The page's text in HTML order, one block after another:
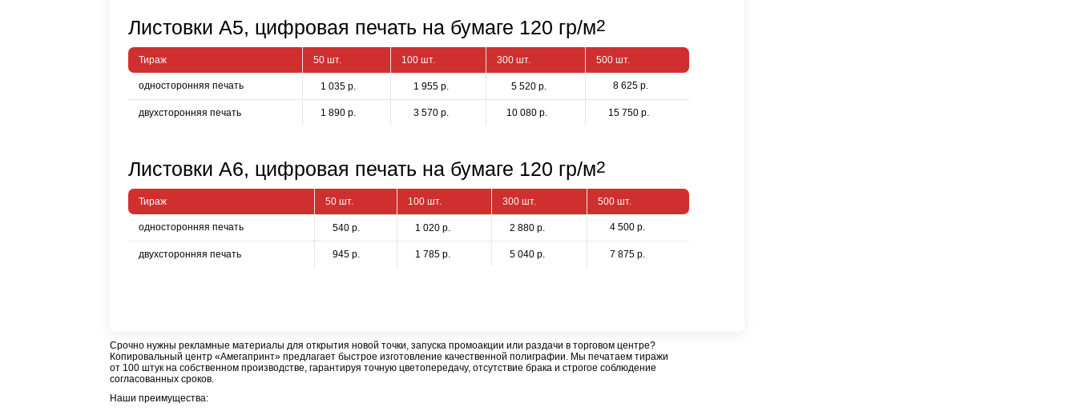
Листовки А5, цифровая печать на бумаге 120 гр/м2
Тираж 50 шт. 100 шт. 300 шт. 500 шт.
односторонняя печать 1 035 р. 1 955 р. 5 520 р. 8 625 р.
двухсторонняя печать 1 890 р. 3 570 р. 10 080 р. 15 750 р.
Листовки А6, цифровая печать на бумаге 120 гр/м2
Тираж 50 шт. 100 шт. 300 шт. 500 шт.
односторонняя печать 540 р. 1 020 р. 2 880 р. 4 500 р.
двухсторонняя печать 945 р. 1 785 р. 5 040 р. 7 875 р.
Срочно нужны рекламные материалы для открытия новой точки, запуска промоакции или раздачи в торговом центре?
Копировальный центр «Амегапринт» предлагает быстрое изготовление качественной полиграфии. Мы печатаем тиражи
от 100 штук на собственном производстве, гарантируя точную цветопередачу, отсутствие брака и строгое соблюдение
согласованных сроков.
Наши преимущества: